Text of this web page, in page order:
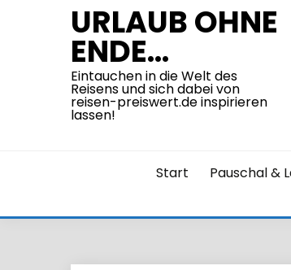
URLAUB OHNE
ENDE…
Eintauchen in die Welt des
Reisens und sich dabei von
reisen-preiswert.de inspirieren
lassen!
Start Pauschal &